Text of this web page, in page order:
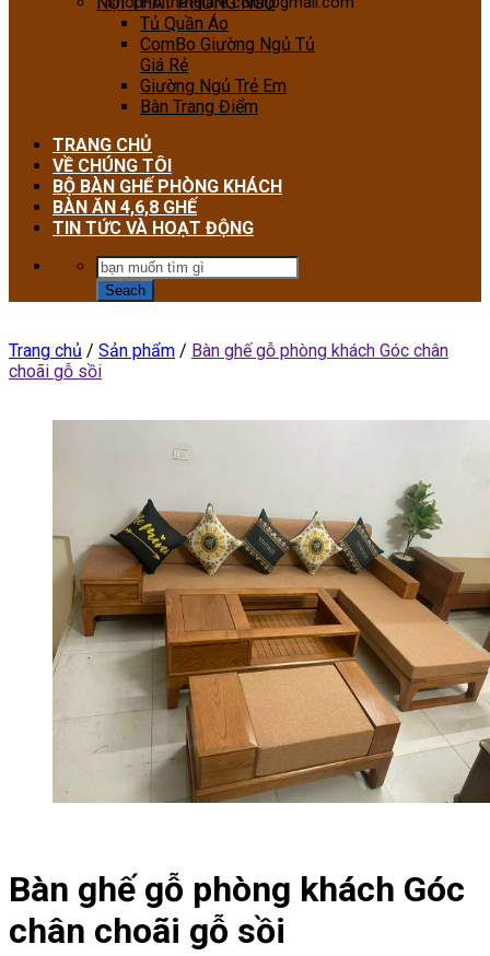
Tủ Quần Áo
ComBo Giường Ngủ Tủ
Giá Rẻ
Giường Ngủ Trẻ Em
Bàn Trang Điểm
TRANG CHỦ
VỀ CHÚNG TÔI
BỘ BÀN GHẾ PHÒNG KHÁCH
BÀN ĂN 4,6,8 GHẾ
TIN TỨC VÀ HOẠT ĐỘNG
Trang chủ / Sản phẩm / Bàn ghế gỗ phòng khách Góc chân
choãi gỗ sồi
Bàn ghế gỗ phòng khách Góc
chân choãi gỗ sồi